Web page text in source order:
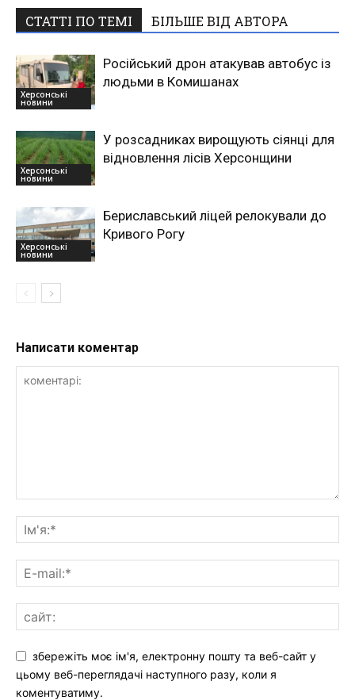
СТАТТІ ПО ТЕМІ БІЛЬШЕ ВІД АВТОРА
Херсонські
новини
Російський дрон атакував автобус із
людьми в Комишанах
Херсонські
новини
У розсадниках вирощують сіянці для
відновлення лісів Херсонщини
Херсонські
новини
Бериславський ліцей релокували до
Кривого Рогу
Написати коментар
збережіть моє ім'я, електронну пошту та веб-сайт у
цьому веб-переглядачі наступного разу, коли я
коментуватиму.